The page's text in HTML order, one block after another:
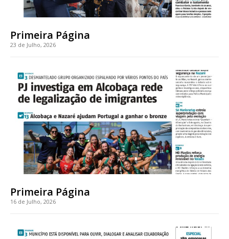
casa
Acesso ao conteúdo online
Acesso aos conteúdos Exclusivos para
assinantes
Escolha o plano
ASSINATURA
DIGITAL ANUAL
16€
Primeira Página
23 de Julho, 2026
Primeira Página
16 de Julho, 2026